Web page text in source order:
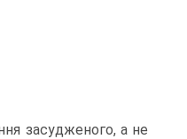
засудженого, а не